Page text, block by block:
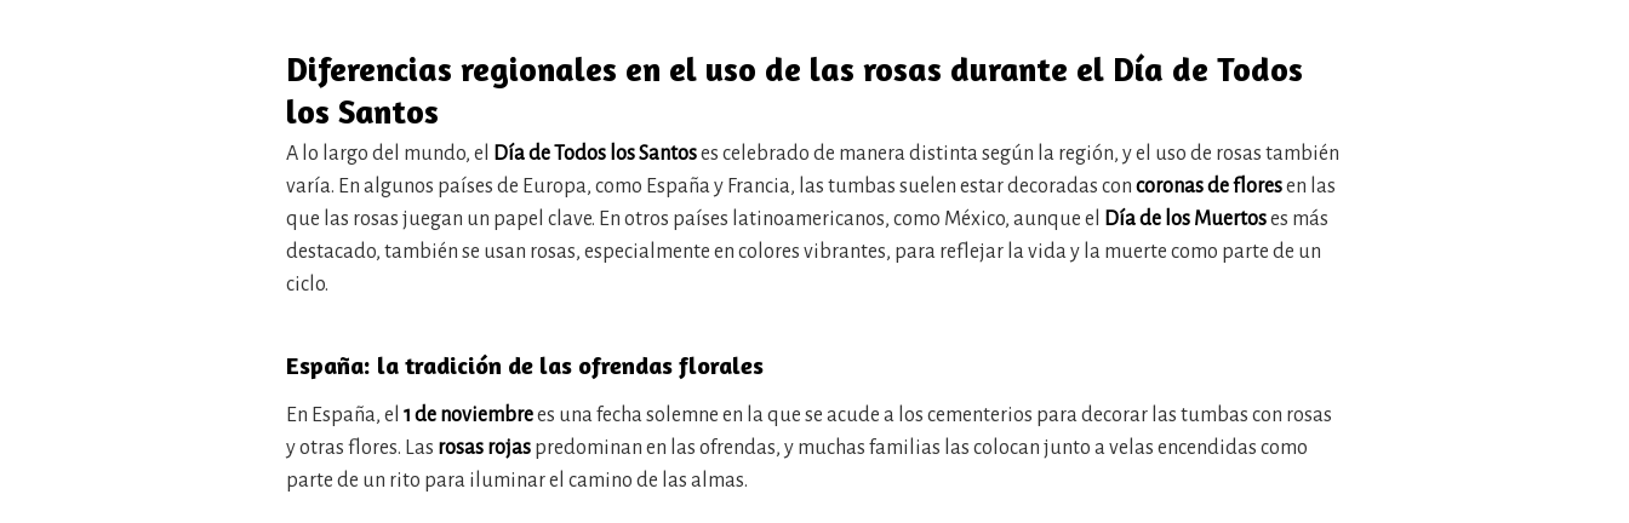
Diferencias regionales en el uso de las rosas durante el Día de Todos
los Santos
A lo largo del mundo, el Día de Todos los Santoses celebrado de manera distinta según la región, y el uso de rosas también
varía. En algunos países de Europa, como España y Francia, las tumbas suelen estar decoradas con coronas de floresen las
que las rosas juegan un papel clave. En otros países latinoamericanos, como México, aunque el
Día de los Muertoses más
destacado, también se usan rosas, especialmente en colores vibrantes, para reflejar la vida y la muerte como parte de un
ciclo.
España: la tradición de las ofrendas florales
En España, el 1 de noviembrees una fecha solemne en la que se acude a los cementerios para decorar las tumbas con rosas
y otras flores. Las rosas rojas predominan en las ofrendas, y muchas familias las colocan junto a velas encendidas como
parte de un rito para iluminar el camino de las almas.